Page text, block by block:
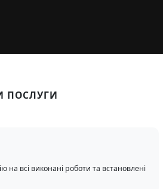
ПОСЛУГИ
на всі виконані роботи та встановлені